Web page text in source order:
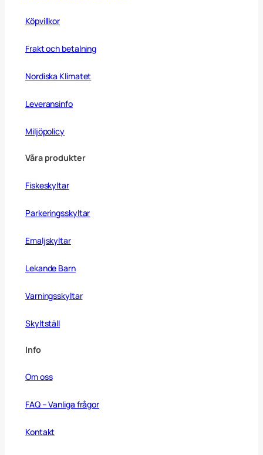
Köpvillkor
Frakt och betalning
Nordiska Klimatet
Leveransinfo
Miljöpolicy
Våra produkter
Fiskeskyltar
Parkeringsskyltar
Emaljskyltar
Lekande Barn
Varningsskyltar
Skyltställ
Info
Om oss
FAQ – Vanliga frågor
Kontakt